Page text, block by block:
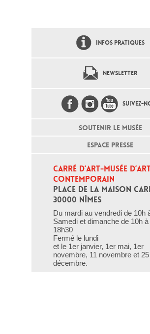
INFOS PRATIQUES
NEWSLETTER
SUIVEZ-
SOUTENIR LE MUSÉE
ESPACE PRESSE
CARRÉ D’ART-MUSÉE
CONTEMPORAIN
PLACE DE LA MAISON
30000 NÎMES
Du mardi au vendredi de 10h
Samedi et dimanche de 10h à
18h30
Fermé le lundi
et le 1er janvier, 1er mai, 1er
novembre, 11 novembre et 25
décembre.